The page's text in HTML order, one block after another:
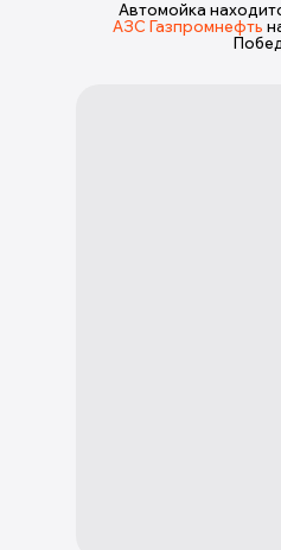
Автомойка
АЗС Газпромнефть